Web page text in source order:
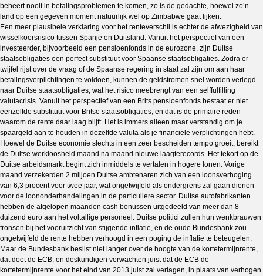
beheert nooit in betalingsproblemen te komen, zo is de gedachte, hoewel zo’n
land op een gegeven moment natuurlijk wel op Zimbabwe gaat lijken.
Een meer plausibele verklaring voor het renteverschil is echter de afwezigheid van
wisselkoersrisico tussen Spanje en Duitsland. Vanuit het perspectief van een
investeerder, bijvoorbeeld een pensioenfonds in de eurozone, zijn Duitse
staatsobligaties een perfect substituut voor Spaanse staatsobligaties. Zodra er
twijfel rijst over de vraag of de Spaanse regering in staat zal zijn om aan haar
betalingsverplichtingen te voldoen, kunnen de geldstromen snel worden verlegd
naar Duitse staatsobligaties, wat het risico meebrengt van een selffulfilling
valutacrisis. Vanuit het perspectief van een Brits pensioenfonds bestaat er niet
eenzelfde substituut voor Britse staatsobligaties, en dat is de primaire reden
waarom de rente daar laag blijft. Het is immers alleen maar verstandig om je
spaargeld aan te houden in dezelfde valuta als je financiële verplichtingen hebt.
Hoewel de Duitse economie slechts in een zeer bescheiden tempo groeit, bereikt
de Duitse werkloosheid maand na maand nieuwe laagterecords. Het tekort op de
Duitse arbeidsmarkt begint zich inmiddels te vertalen in hogere lonen. Vorige
maand verzekerden 2 miljoen Duitse ambtenaren zich van een loonsverhoging
van 6,3 procent voor twee jaar, wat ongetwijfeld als ondergrens zal gaan dienen
voor de loononderhandelingen in de particuliere sector. Duitse autofabrikanten
hebben de afgelopen maanden cash bonussen uitgedeeld van meer dan 8
duizend euro aan het voltallige personeel. Duitse politici zullen hun wenkbrauwen
fronsen bij het vooruitzicht van stijgende inflatie, en de oude Bundesbank zou
ongetwijfeld de rente hebben verhoogd in een poging de inflatie te beteugelen.
Maar de Bundesbank beslist niet langer over de hoogte van de kortetermijnrente,
dat doet de ECB, en deskundigen verwachten juist dat de ECB de
kortetermijnrente voor het eind van 2013 juist zal verlagen, in plaats van verhogen.